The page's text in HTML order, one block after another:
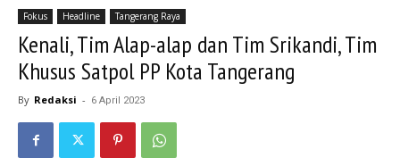
Fokus Headline Tangerang Raya
Kenali, Tim Alap-alap dan Tim Srikandi, Tim
Khusus Satpol PP Kota Tangerang
By Redaksi - 6 April 2023